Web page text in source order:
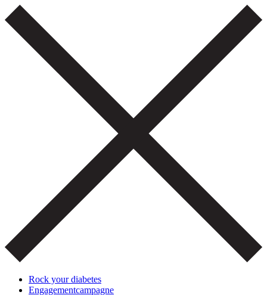
Rock your diabetes
Engagementcampagne